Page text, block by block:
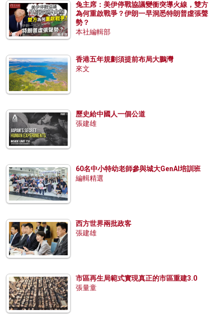
兔主席：美伊停戰協議變衝突導火線，雙方
為何重啟戰爭？伊朗一早洞悉特朗普虛張聲
勢？
本社編輯部
香港五年規劃須提前布局大鵬灣
來文
歷史給中國人一個公道
張建雄
60名中小特幼老師參與城大GenAI培訓班
編輯精選
西方世界兩批政客
張建雄
市區再生局範式實現真正的市區重建3.0
張量童